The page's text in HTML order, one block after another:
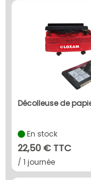
décolleuse de
En stock
22,50 € TTC
/ 1 journée